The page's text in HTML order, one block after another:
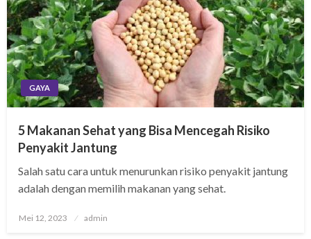
GAYA
5 Makanan Sehat yang Bisa Mencegah Risiko
Penyakit Jantung
Salah satu cara untuk menurunkan risiko penyakit jantung
adalah dengan memilih makanan yang sehat.
Posted
Mei 12, 2023 admin